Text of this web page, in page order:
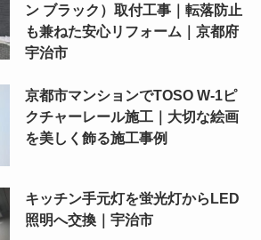
ン ブラック）取付工事｜転落防止
も兼ねた安心リフォーム｜京都府
宇治市
京都市マンションでTOSO W-1ピ
クチャーレール施工｜大切な絵画
を美しく飾る施工事例
キッチン手元灯を蛍光灯からLED
照明へ交換｜宇治市